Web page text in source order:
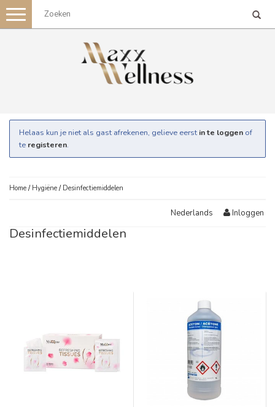
Toggle
navigation
Helaas kun je niet als gast afrekenen, gelieve eerst in te loggen of
te registeren.
Home / Hygiëne / Desinfectiemiddelen
Nederlands Inloggen
Desinfectiemiddelen